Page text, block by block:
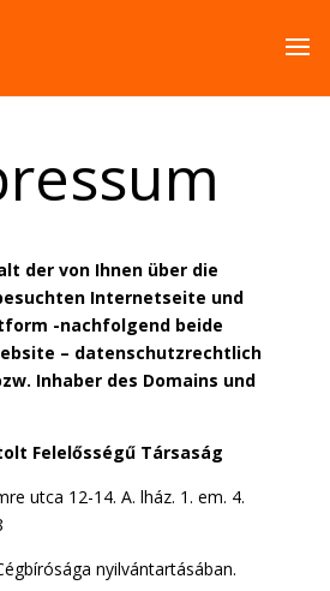
der von Ihnen über die
Internetseite und
-nachfolgend beide
– datenschutzrechtlich
Inhaber des Domains und
Felelősségű Társaság
utca 12-14. A. lház. 1. em. 4.
nyilvántartásában.